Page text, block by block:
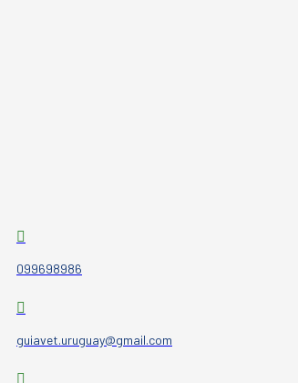
099698986
guiavet.uruguay@gmail.com